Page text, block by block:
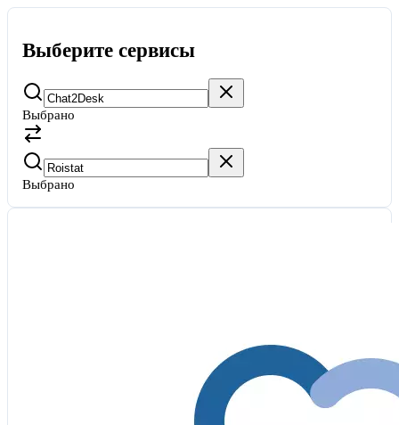
Выберите сервисы
Выбрано
Выбрано